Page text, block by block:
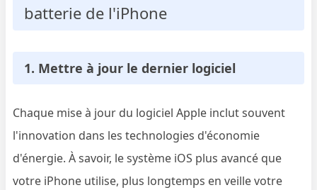
batterie de l'iPhone
1. Mettre à jour le dernier logiciel
Chaque mise à jour du logiciel Apple inclut souvent
l'innovation dans les technologies d'économie
d'énergie. À savoir, le système iOS plus avancé que
votre iPhone utilise, plus longtemps en veille votre